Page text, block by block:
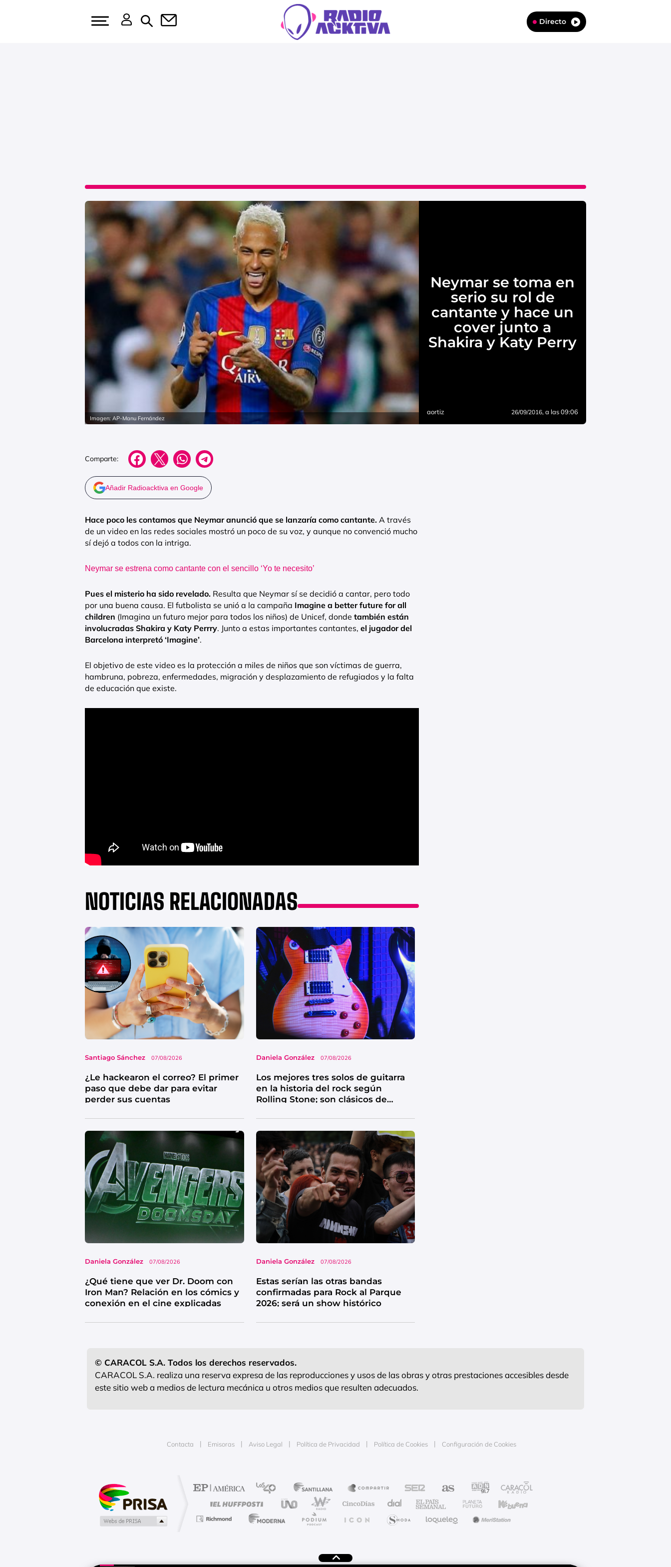
Directo
Imagen: AP-Manu Fernández
Neymar se toma en
serio su rol de
cantante y hace un
cover junto a
Shakira y Katy Perry
aortiz 26/09/2016, a las 09:06
Comparte:
Añadir Radioacktiva en Google
Hace poco les contamos que Neymar anunció que se lanzaría como cantante. A través
de un video en las redes sociales mostró un poco de su voz, y aunque no convenció mucho
sí dejó a todos con la intriga.
Neymar se estrena como cantante con el sencillo ‘Yo te necesito’
Pues el misterio ha sido revelado. Resulta que Neymar sí se decidió a cantar, pero todo
por una buena causa. El futbolista se unió a la campaña Imagine a better future for all
children (Imagina un futuro mejor para todos los niños) de Unicef, donde también están
involucradas Shakira y Katy Perrry. Junto a estas importantes cantantes, el jugador del
Barcelona interpretó ‘Imagine’.
El objetivo de este video es la protección a miles de niños que son víctimas de guerra,
hambruna, pobreza, enfermedades, migración y desplazamiento de refugiados y la falta
de educación que existe.
NOTICIAS RELACIONADAS
Santiago Sánchez 07/08/2026
¿Le hackearon el correo? El primer
paso que debe dar para evitar
perder sus cuentas
Daniela González 07/08/2026
Los mejores tres solos de guitarra
en la historia del rock según
Rolling Stone; son clásicos de
Daniela González 07/08/2026
¿Qué tiene que ver Dr. Doom con
Iron Man? Relación en los cómics y
conexión en el cine explicadas
Daniela González 07/08/2026
Estas serían las otras bandas
confirmadas para Rock al Parque
2026; será un show histórico
© CARACOL S.A. Todos los derechos reservados.
CARACOL S.A. realiza una reserva expresa de las reproducciones y usos de las obras y otras prestaciones accesibles desde
este sitio web a medios de lectura mecánica u otros medios que resulten adecuados.
Contacta Emisoras Aviso Legal Política de Privacidad Política de Cookies Configuración de Cookies